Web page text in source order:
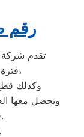
رقم
تقدم
على جميع الأجهزة المنزلية،
وكذلك
ويحصل معها
قطع غيار و تكلفة صيانة عالية.
جودة االتبريد تقل في الصيف.